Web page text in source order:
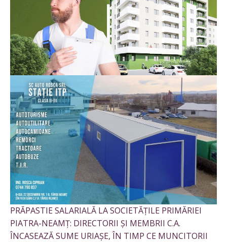
PRĂPASTIE SALARIALĂ LA SOCIETĂȚILE PRIMĂRIEI
PIATRA-NEAMȚ: DIRECTORII ȘI MEMBRII C.A.
ÎNCASEAZĂ SUME URIAȘE, ÎN TIMP CE MUNCITORII